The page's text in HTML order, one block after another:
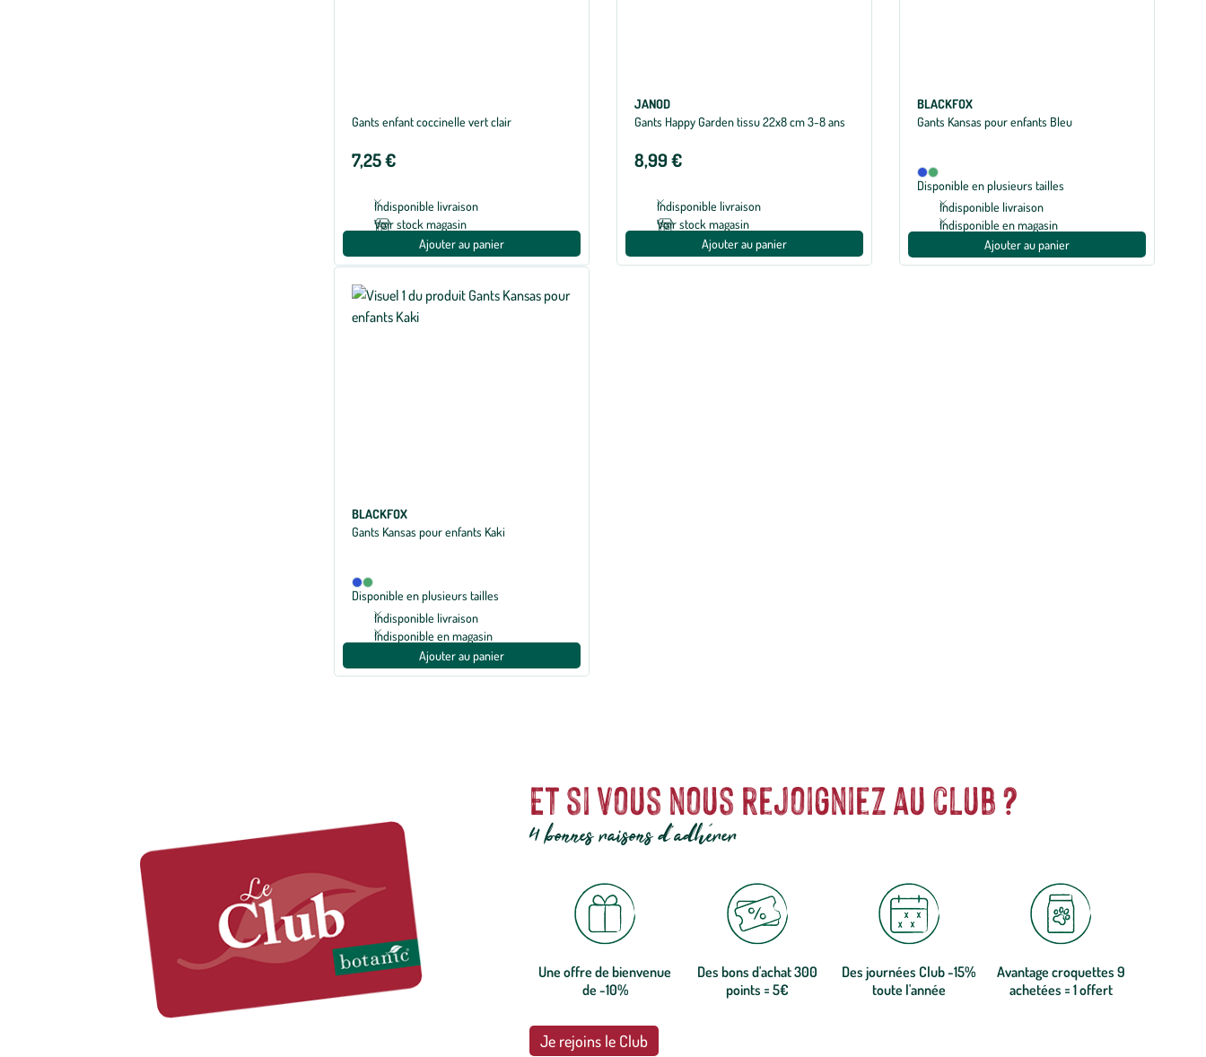
Gants enfant coccinelle vert clair
7,25 €
Indisponible livraison
Voir stock magasin
Ajouter au panier
JANOD
Gants Happy Garden tissu 22x8 cm 3-8 ans
8,99 €
Indisponible livraison
Voir stock magasin
Ajouter au panier
BLACKFOX
Gants Kansas pour enfants Bleu
Disponible
en
coloris
Bleu
Kaki
Disponible en plusieurs tailles
Indisponible livraison
Indisponible en magasin
Ajouter au panier
BLACKFOX
Gants Kansas pour enfants Kaki
Disponible
en
coloris
Bleu
Kaki
Disponible en plusieurs tailles
Indisponible livraison
Indisponible en magasin
Ajouter au panier
Et si vous nous rejoigniez au club ?
4 bonnes raisons d'adhérer
Une offre de bienvenue
de -10%
Des bons d'achat 300
points = 5€
Des journées Club -15%
toute l'année
Avantage croquettes 9
achetées = 1 offert
Je rejoins le Club